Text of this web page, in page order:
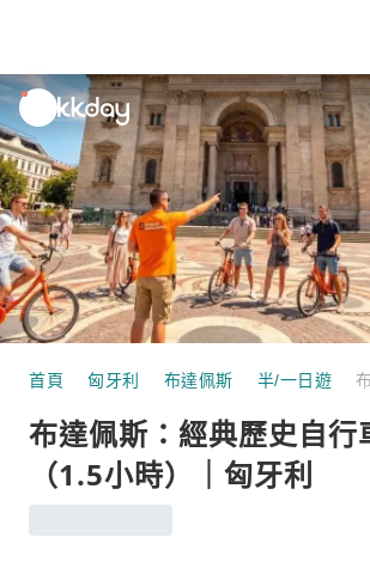
unread
notifications
首頁 匈牙利 布達佩斯 半/一日遊
布達佩斯：經典歷史自行
（1.5小時）｜匈牙利